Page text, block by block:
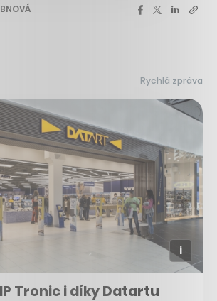
Rychlá zpráva
Tronic i díky Datartu